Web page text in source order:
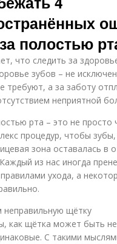
полостью
что следить за
зубов – не
требуют, а за заботу
неприятной
рта – это не просто
процедур, чтобы
зона оставалась в
из нас иногда
ухода, а
неправильную щётку
как щётка может быть
С такими